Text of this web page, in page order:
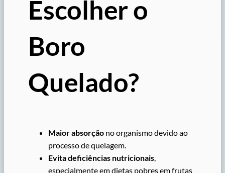
Escolher o
Boro
Quelado?
Maior absorção no organismo devido ao
processo de quelagem.
Evita deficiências nutricionais,
especialmente em dietas pobres em frutas